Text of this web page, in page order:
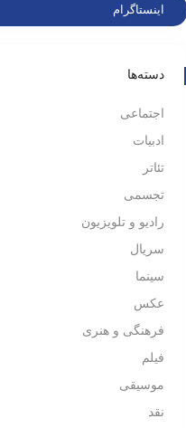
اینستاگرام
دسته‌ها
اجتماعی
ادبیات
تئاتر
تجسمی
رادیو و تلویزیون
سریال
سینما
عکس
فرهنگی و هنری
فیلم
موسیقی
نقد